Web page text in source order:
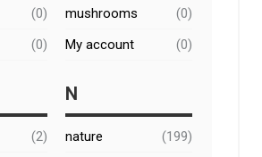
(0)
(0)
(2)
mushrooms
(0)
My account
(0)
N
nature
(199)